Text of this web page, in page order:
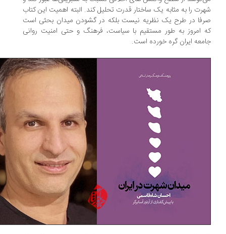
را به مثابه یک ساختار قدرت تحلیل کند. البته اهمیت این کتاب
در طرح یک نظریه نیست بلکه در گشودن میدان بحثی است
امروز به طور مستقیم با سیاست، فرهنگ و حتی امنیت روانی
ایران گره خورده است.